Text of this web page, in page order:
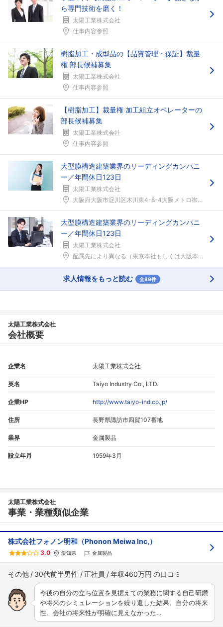
ら専門技術を磨く！
太陽工業株式会社
仕事内容参照
樹脂加工・成型品の【品質管理・保証】裁量
権 部長候補募集
太陽工業株式会社
仕事内容参照
【樹脂加工】裁量権 加工組立オペレーターの
部長候補募集
太陽工業株式会社
仕事内容参照
大型膜構造建築業界のリーディングカンパニ
ー／年間休日123日
太陽工業株式会社
大阪府大阪市淀川区木川東4-8-4大阪メトロ御堂筋...
大型膜構造建築業界のリーディングカンパニ
ー／年間休日123日
太陽工業株式会社
配属先により異なる（東京本社もしくは大阪本社）配属...
求人情報をもっと読む 全89件
太陽工業株式会社
会社概要
企業名 太陽工業株式会社
英名 Taiyo Industry Co., LTD.
企業HP http://www.taiyo-ind.co.jp/
住所 長野県諏訪市四賀107番地
業界 金属製品
設立年月 1959年3月
太陽工業株式会社
事業・業種類似企業
株式会社フォノン明和（Phonon Meiwa Inc,）
3.0 愛知県 金属製品
その他 30代前半男性 正社員 年収460万円
今後の自分の立ち位置を見据えての業務に関する自己研鑽
や将来のシミュレーションを繰り返した結果、自分の将来
性、会社の将来性が明確に見えなかった…